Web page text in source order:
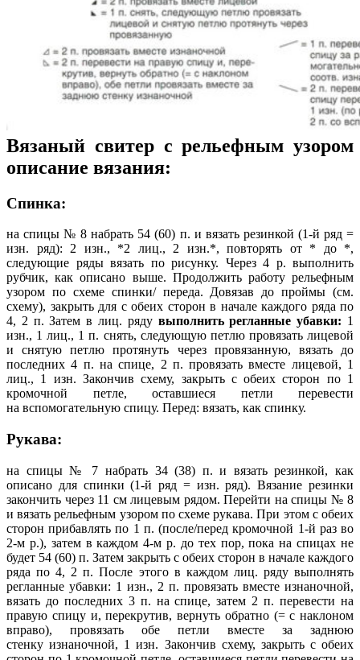
Вязаный свитер с рельефным узором
описание вязания:
Спинка:
на спицы № 8 набрать 54 (60) п. и вязать резинкой (1-й ряд =
изн. ряд): 2 изн., *2 лиц., 2 изн.*, повторять от * до *,
следующие ряды вязать по рисунку. Через 4 р. выполнить
рубчик, как описано выше. Продолжить работу рельефным
узором по схеме спинки/ переда. Довязав до проймы (см.
схему), закрыть для с обеих сторон в начале каждого ряда по
4, 2 п. Затем в лиц. ряду выполнить регланные убавки: 1
изн., 1 лиц., 1 п. снять, следующую петлю провязать лицевой
и снятую петлю протянуть через провязанную, вязать до
последних 4 п. на спице, 2 п. провязать вместе лицевой, 1
лиц., 1 изн. Закончив схему, закрыть с обеих сторон по 1
кромочной петле, оставшиеся петли перевести
на вспомогательную спицу. Перед: вязать, как спинку.
Рукава:
на спицы № 7 набрать 34 (38) п. и вязать резинкой, как
описано для спинки (1-й ряд = изн. ряд). Вязание резинки
закончить через 11 см лицевым рядом. Перейти на спицы № 8
и вязать рельефным узором по схеме рукава. При этом с обеих
сторон прибавлять по 1 п. (после/перед кромочной 1-й раз во
2-м р.), затем в каждом 4-м р. до тех пор, пока на спицах не
будет 54 (60) п. Затем закрыть с обеих сторон в начале каждого
ряда по 4, 2 п. После этого в каждом лиц. ряду выполнять
регланные убавки: 1 изн., 2 п. провязать вместе изнаночной,
вязать до последних 3 п. на спице, затем 2 п. перевести на
правую спицу и, перекрутив, вернуть обратно (= с наклоном
вправо), провязать обе петли вместе за заднюю
стенку изнаночной, 1 изн. Закончив схему, закрыть с обеих